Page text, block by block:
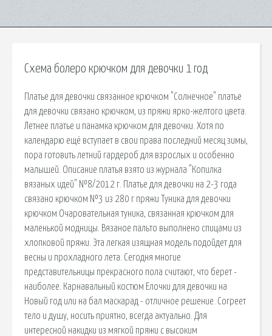
Схема болеро крючком для девочки 1 год
Платье для девочки связанное крючком "Солнечное" платье
для девочки связано крючком, из пряжи ярко-желтого цвета.
Летнее платье и панамка крючком для девочки. Хотя по
календарю ещё вступает в свои права последний месяц зимы,
пора готовить летний гардероб для взрослых и особенно
малышей. Описание платья взято из журнала "Копилка
вязаных идей" №8/2012 г. Платье для девочки на 2-3 года
связано крючком №3 из 280 г пряжи Туника для девочки
крючком Очаровательная туника, связанная крючком для
маленькой модницы. Вязаное пальто выполнено спицами из
хлопковой пряжи. Эта легкая изящная модель подойдет для
весны и прохладного лета. Сегодня многие
представительницы прекрасного пола считают, что берет -
наиболее. Карнавальный костюм Елочки для девочки на
Новый год или на бал маскарад - отличное решение. Согреет
тело и душу, носить приятно, всегда актуально. Для
интересной накидки из мягкой пряжи с высоким